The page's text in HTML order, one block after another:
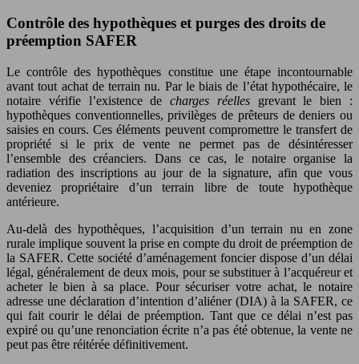
Contrôle des hypothèques et purges des droits de
préemption SAFER
Le contrôle des hypothèques constitue une étape incontournable
avant tout achat de terrain nu. Par le biais de l’état hypothécaire, le
notaire vérifie l’existence decharges réellesgrevant le bien :
hypothèques conventionnelles, privilèges de prêteurs de deniers ou
saisies en cours. Ces éléments peuvent compromettre le transfert de
propriété si le prix de vente ne permet pas de désintéresser
l’ensemble des créanciers. Dans ce cas, le notaire organise la
radiation des inscriptions au jour de la signature, afin que vous
deveniez propriétaire d’un terrain libre de toute hypothèque
antérieure.
Au-delà des hypothèques, l’acquisition d’un terrain nu en zone
rurale implique souvent la prise en compte du droit de préemption de
la SAFER. Cette société d’aménagement foncier dispose d’un délai
légal, généralement de deux mois, pour se substituer à l’acquéreur et
acheter le bien à sa place. Pour sécuriser votre achat, le notaire
adresse une déclaration d’intention d’aliéner (DIA) à la SAFER, ce
qui fait courir le délai de préemption. Tant que ce délai n’est pas
expiré ou qu’une renonciation écrite n’a pas été obtenue, la vente ne
peut pas être réitérée définitivement.